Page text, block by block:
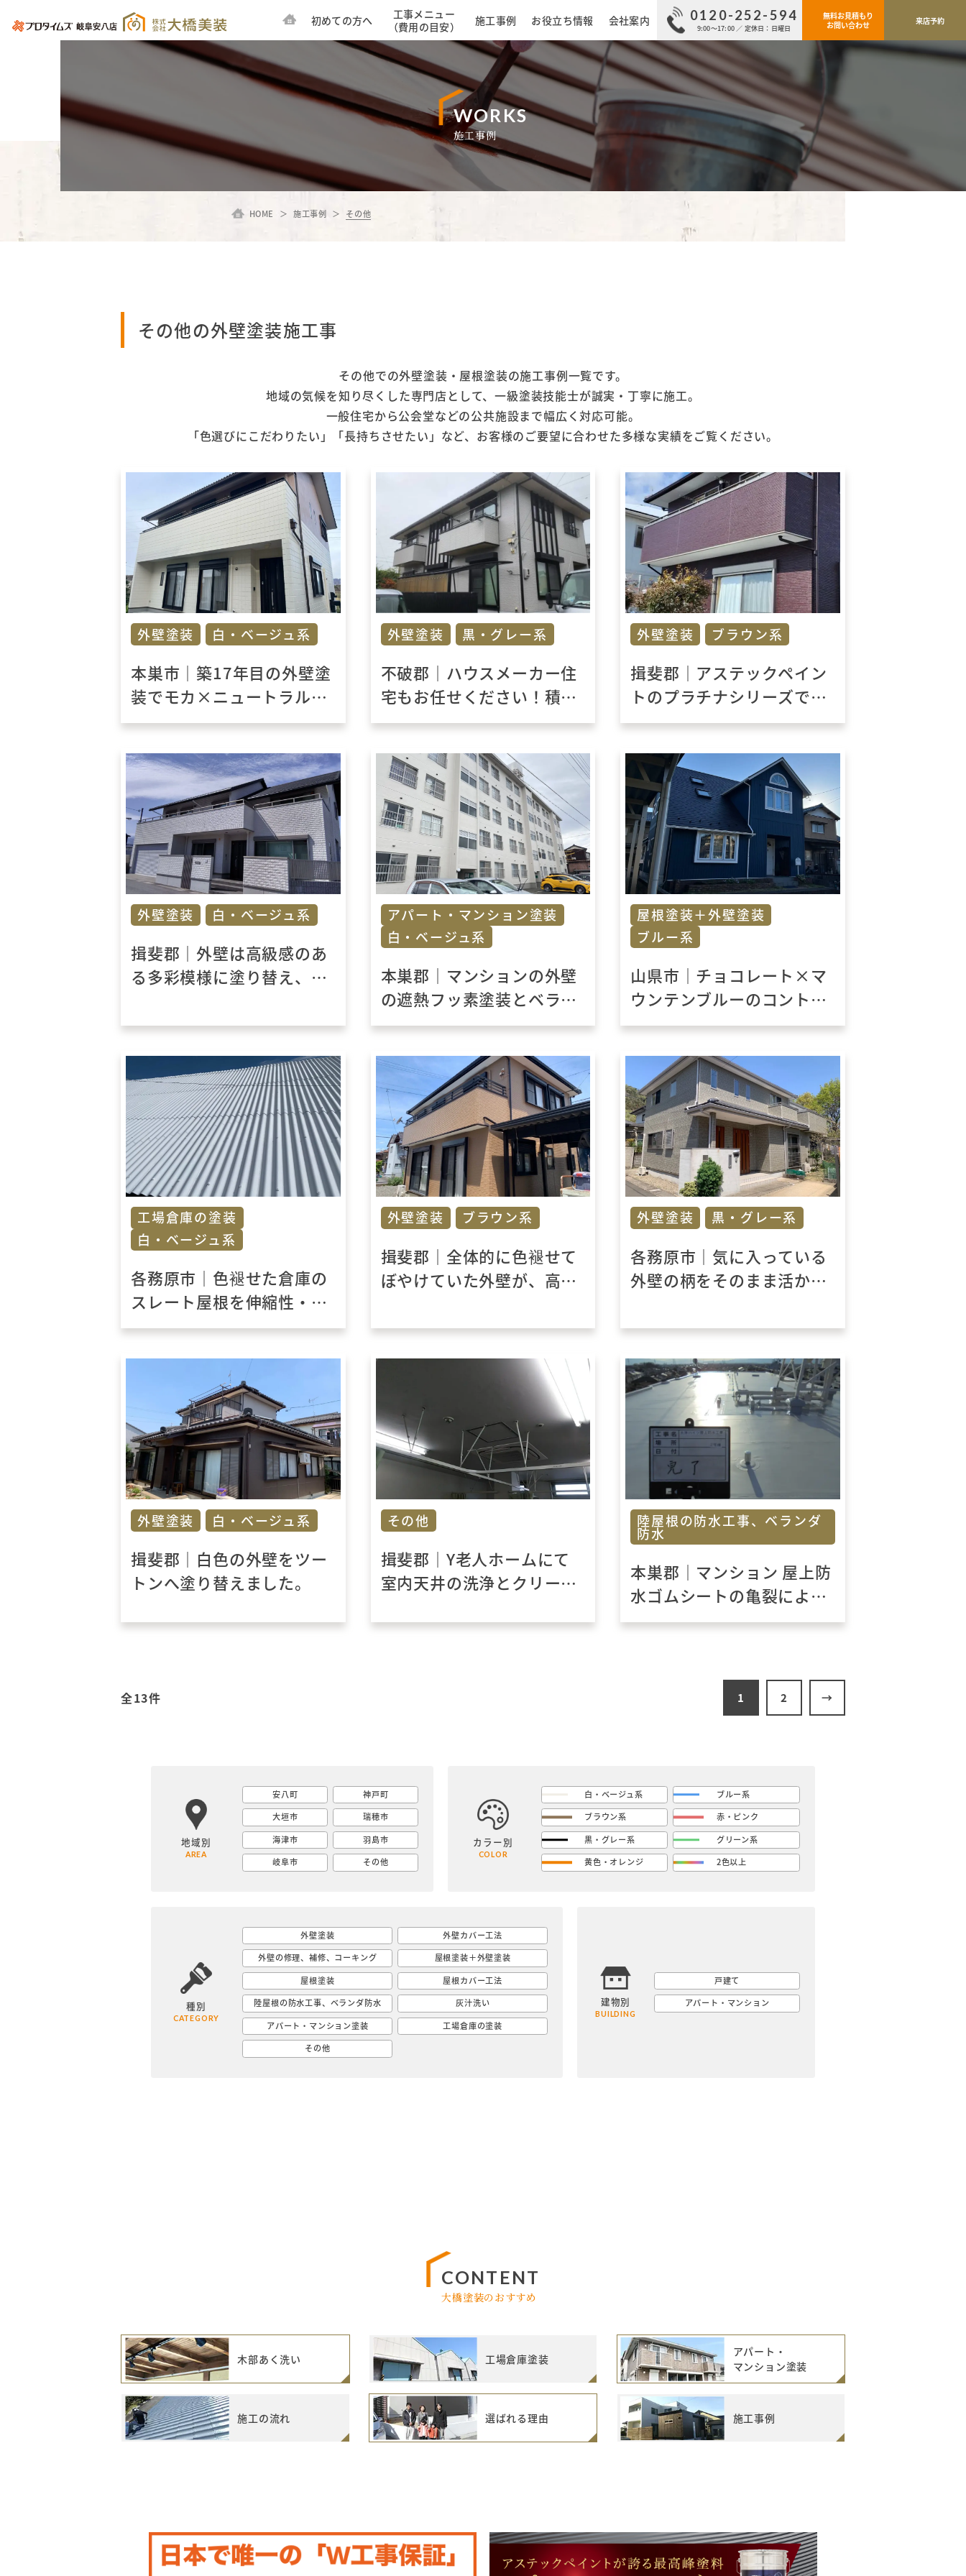
0120-252-594
9:00～17:00 ／ 定休日：日曜日
無料お見積もり
お問い合わせ
来店予約
初めての方へ
工事メニュー
（費用の目安）
施工事例 お役立ち情報 会社案内
WORKS
施工事例
HOME 施工事例 その他
その他の外壁塗装施工事
その他での外壁塗装・屋根塗装の施工事例一覧です。
地域の気候を知り尽くした専門店として、一級塗装技能士が誠実・丁寧に施工。
一般住宅から公会堂などの公共施設まで幅広く対応可能。
「色選びにこだわりたい」「長持ちさせたい」など、 お客様のご要望に合わせた多様な実績をご覧ください。
外壁塗装 白・ベージュ系
本巣市｜築17年目の外壁塗
装でモカ×ニュートラルホ
ワイトの上品リフォーム
外壁塗装 黒・グレー系
不破郡｜ハウスメーカー住
宅もお任せください！積水
ハウス築25年 外壁塗装事例
外壁塗装 ブラウン系
揖斐郡｜アステックペイン
トのプラチナシリーズで築
17年の色褪せが解消！
外壁塗装 白・ベージュ系
揖斐郡｜外壁は高級感のあ
る多彩模様に塗り替え、塀
ート塗装をおこないまし
アパート・マンション塗装
白・ベージュ系
本巣郡｜マンションの外壁
の遮熱フッ素塗装とベラン
ダの防水塗装工事をおこな
市、大垣市、安八町で外壁
塗装 屋根塗装工事なら大
橋美装】
屋根塗装＋外壁塗装
ブルー系
山県市｜チョコレート×マ
ウンテンブルーのコントラ
ストがおしゃれな北欧系の
工場倉庫の塗装
白・ベージュ系
各務原市｜色褪せた倉庫の
スレート屋根を伸縮性・遮
熱性・断熱性に優れたハイ
ル・コ”で塗り替えまし
外壁塗装 ブラウン系
揖斐郡｜全体的に色褪せて
ぼやけていた外壁が、高耐
えで艶を取り戻しました！
外壁塗装 黒・グレー系
各務原市｜気に入っている
外壁の柄をそのまま活かし
イディング保護工法をおこ
外壁塗装 白・ベージュ系
揖斐郡｜白色の外壁をツー
トンへ塗り替えました。
その他
揖斐郡｜Y老人ホームにて
室内天井の洗浄とクリーニ
陸屋根の防水工事、ベランダ
防水
本巣郡｜マンション 屋上防
水ゴムシートの亀裂により
雨漏り。塩ビシート防水工
全13件 1 2
地域別
AREA
安八町
神戸町
大垣市
瑞穂市
海津市
羽島市
岐阜市
その他
カラー別
COLOR
白・ベージュ系
ブルー系
ブラウン系
赤・ピンク
黒・グレー系
グリーン系
黄色・オレンジ
2色以上
種別
CATEGORY
外壁塗装
外壁カバー工法
外壁の修理、補修、コーキング
屋根塗装＋外壁塗装
屋根塗装
屋根カバー工法
陸屋根の防水工事、ベランダ防水
灰汁洗い
アパート・マンション塗装
工場倉庫の塗装
その他
建物別
BUILDING
戸建て
アパート・マンション
CONTENT
大橋塗装のおすすめ
木部あく洗い 工場倉庫塗装
アパート・
マンション塗装
施工の流れ 選ばれる理由 施工事例